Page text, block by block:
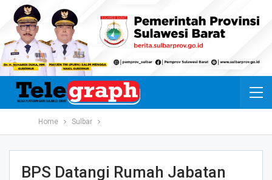
Home Sulbar
BPS Datangi Rumah Jabatan